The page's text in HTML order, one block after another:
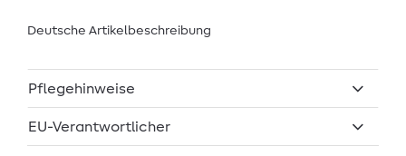
Deutsche Artikelbeschreibung
Pflegehinweise
EU-Verantwortlicher